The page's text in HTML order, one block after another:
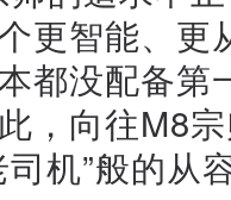
更智能、
都没配备第
，向往M8
司机”般的从